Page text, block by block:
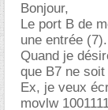
Bonjour,
Le port B de
une entrée (7).
Quand je
que B7 ne
Ex, je veux
movlw